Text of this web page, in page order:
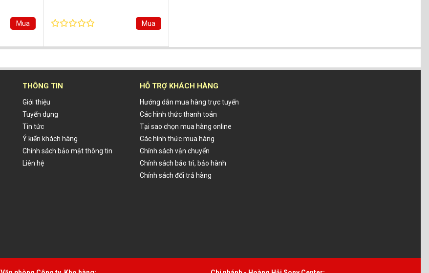
Mua Mua
THÔNG TIN
Giới thiệu
Tuyển dụng
Tin tức
Ý kiến khách hàng
Chính sách bảo mật thông tin
Liên hệ
HỖ TRỢ KHÁCH HÀNG
Hướng dẫn mua hàng trực tuyến
Các hình thức thanh toán
Tại sao chọn mua hàng online
Các hình thức mua hàng
Chính sách vận chuyển
Chính sách bảo trì, bảo hành
Chính sách đổi trả hàng